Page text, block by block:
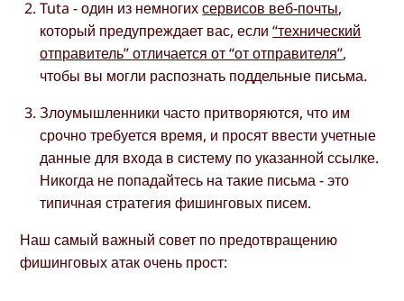
Tuta - один из немногихсервисов веб-почты,
который предупреждает вас, если“технический
отправитель” отличается от “от отправителя”,
чтобы вы могли распознать поддельные письма.
Злоумышленники часто притворяются, что им
срочно требуется время, и просят ввести учетные
данные для входа в систему по указанной ссылке.
Никогда не попадайтесь на такие письма - это
типичная стратегия фишинговых писем.
Наш самый важный совет по предотвращению
фишинговых атак очень прост: